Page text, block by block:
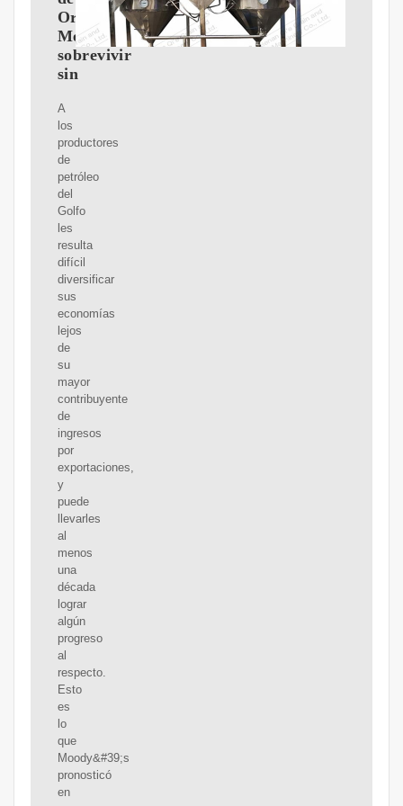
Oriente
Medio
sobrevivir
sin
A
los
productores
de
petróleo
del
Golfo
les
resulta
difícil
diversificar
sus
economías
lejos
de
su
mayor
contribuyente
de
ingresos
por
exportaciones,
y
puede
llevarles
al
menos
una
década
lograr
algún
progreso
al
respecto.
Esto
es
lo
que
Moody&#39;s
pronosticó
en